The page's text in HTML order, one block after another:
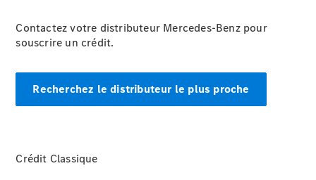
Contactez votre distributeur Mercedes-Benz pour
souscrire un crédit.
Recherchez le distributeur le plus proche
Crédit Classique